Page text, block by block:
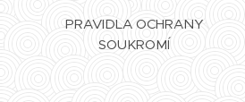
PRAVIDLA OCHRANY
SOUKROMÍ